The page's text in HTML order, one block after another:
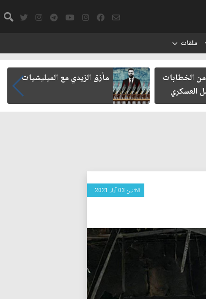
ملفات
الخطابات
العسكري
مأزق الزيدي مع الميليشيات
الأثنين 03 آيار 2021